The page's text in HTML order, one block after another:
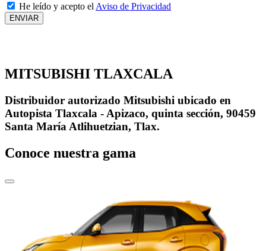
He leído y acepto el Aviso de Privacidad
MITSUBISHI TLAXCALA
Distribuidor autorizado Mitsubishi ubicado en
Autopista Tlaxcala - Apizaco, quinta sección, 90459
Santa María Atlihuetzian, Tlax.
Conoce nuestra gama